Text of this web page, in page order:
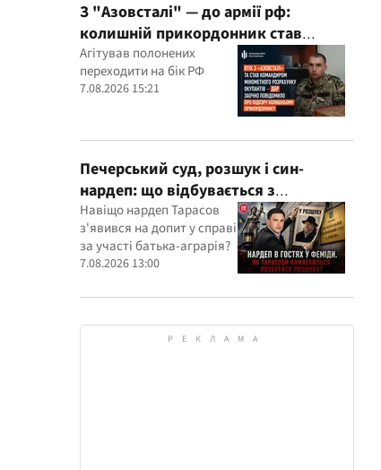
З "Азовсталі" — до армії рф:
колишній прикордонник став
командиром мінометного
розрахунку окупантів
Агітував полонених
переходити на бік РФ
7.08.2026 15:21
Печерський суд, розшук і син-
нардеп: що відбувається з
кримінальними провадженнями за
участі агробарона Тарасова?
Навіщо нардеп Тарасов
з'явився на допит у справі
за участі батька-аграрія?
7.08.2026 13:00